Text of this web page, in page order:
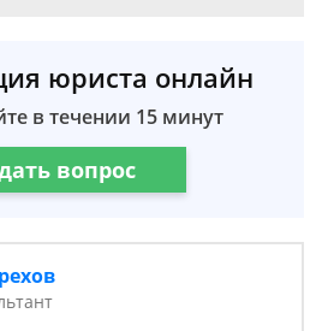
юриста онлайн
в течении 15 минут
вопрос